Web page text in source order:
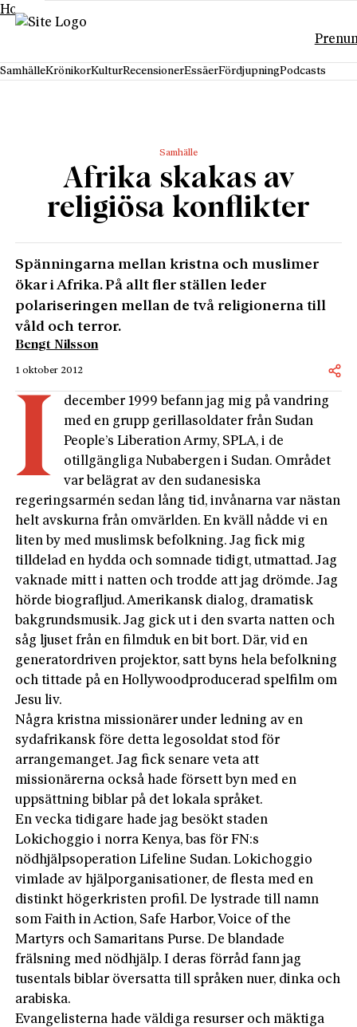
Hoppa till innehåll
SamhälleKrönikorKulturRecensionerEssäerFördjupningPodcasts
Samhälle
Afrika skakas av
religiösa konflikter
Spänningarna mellan kristna och muslimer
ökar i Afrika. På allt fler ställen leder
polariseringen mellan de två religionerna till
våld och terror.
Bengt Nilsson
1 oktober 2012
i
december 1999 befann jag mig på vandring
med en grupp gerillasoldater från Sudan
People’s Liberation Army, SPLA, i de
otillgängliga Nubabergen i Sudan. Området
var belägrat av den sudanesiska
regeringsarmén sedan lång tid, invånarna var nästan
helt avskurna från omvärlden. En kväll nådde vi en
liten by med muslimsk befolkning. Jag fick mig
tilldelad en hydda och somnade tidigt, utmattad. Jag
vaknade mitt i natten och trodde att jag drömde. Jag
hörde biografljud. Amerikansk dialog, dramatisk
bakgrundsmusik. Jag gick ut i den svarta natten och
såg ljuset från en filmduk en bit bort. Där, vid en
generatordriven projektor, satt byns hela befolkning
och tittade på en Hollywoodproducerad spelfilm om
Jesu liv.
Några kristna missionärer under ledning av en
sydafrikansk före detta legosoldat stod för
arrangemanget. Jag fick senare veta att
missionärerna också hade försett byn med en
uppsättning biblar på det lokala språket.
En vecka tidigare hade jag besökt staden
Lokichoggio i norra Kenya, bas för FN:s
nödhjälpsoperation Lifeline Sudan. Lokichoggio
vimlade av hjälporganisationer, de flesta med en
distinkt högerkristen profil. De lystrade till namn
som Faith in Action, Safe Harbor, Voice of the
Martyrs och Samaritans Purse. De blandade
frälsning med nödhjälp. I deras förråd fann jag
tusentals biblar översatta till språken nuer, dinka och
arabiska.
Evangelisterna hade väldiga resurser och mäktiga